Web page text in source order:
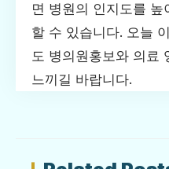
면 병원의 인지도를 높
할 수 있습니다. 오늘
도 병의원홍보와 의료
느끼길 바랍니다.